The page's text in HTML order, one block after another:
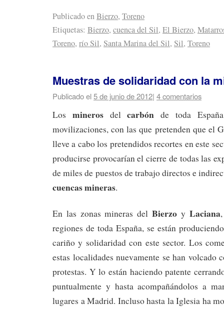
Publicado enBierzo, Toreno
Etiquetas: Bierzo, cuenca del Sil, El Bierzo,
Toreno, río Sil, Santa Marina del Sil, Sil, Toreno
Muestras de solidaridad con la
Publicado el5 de junio de 2012| 4 comentarios
Los minerosdelcarbón de toda
movilizaciones, con las que pretenden que el
lleve a cabo los pretendidos recortes en este
producirse provocarían el cierre de todas las
de miles de puestos de trabajo directos e
cuencas mineras.
En las zonas mineras del Bierzoy Laciana
regiones de toda España, se están
cariño y solidaridad con este sector. Los
estas localidades nuevamente se han volcado
protestas. Y lo están haciendo patente
puntualmente y hasta acompañándolos a
lugares a Madrid. Incluso hasta la Iglesia ha